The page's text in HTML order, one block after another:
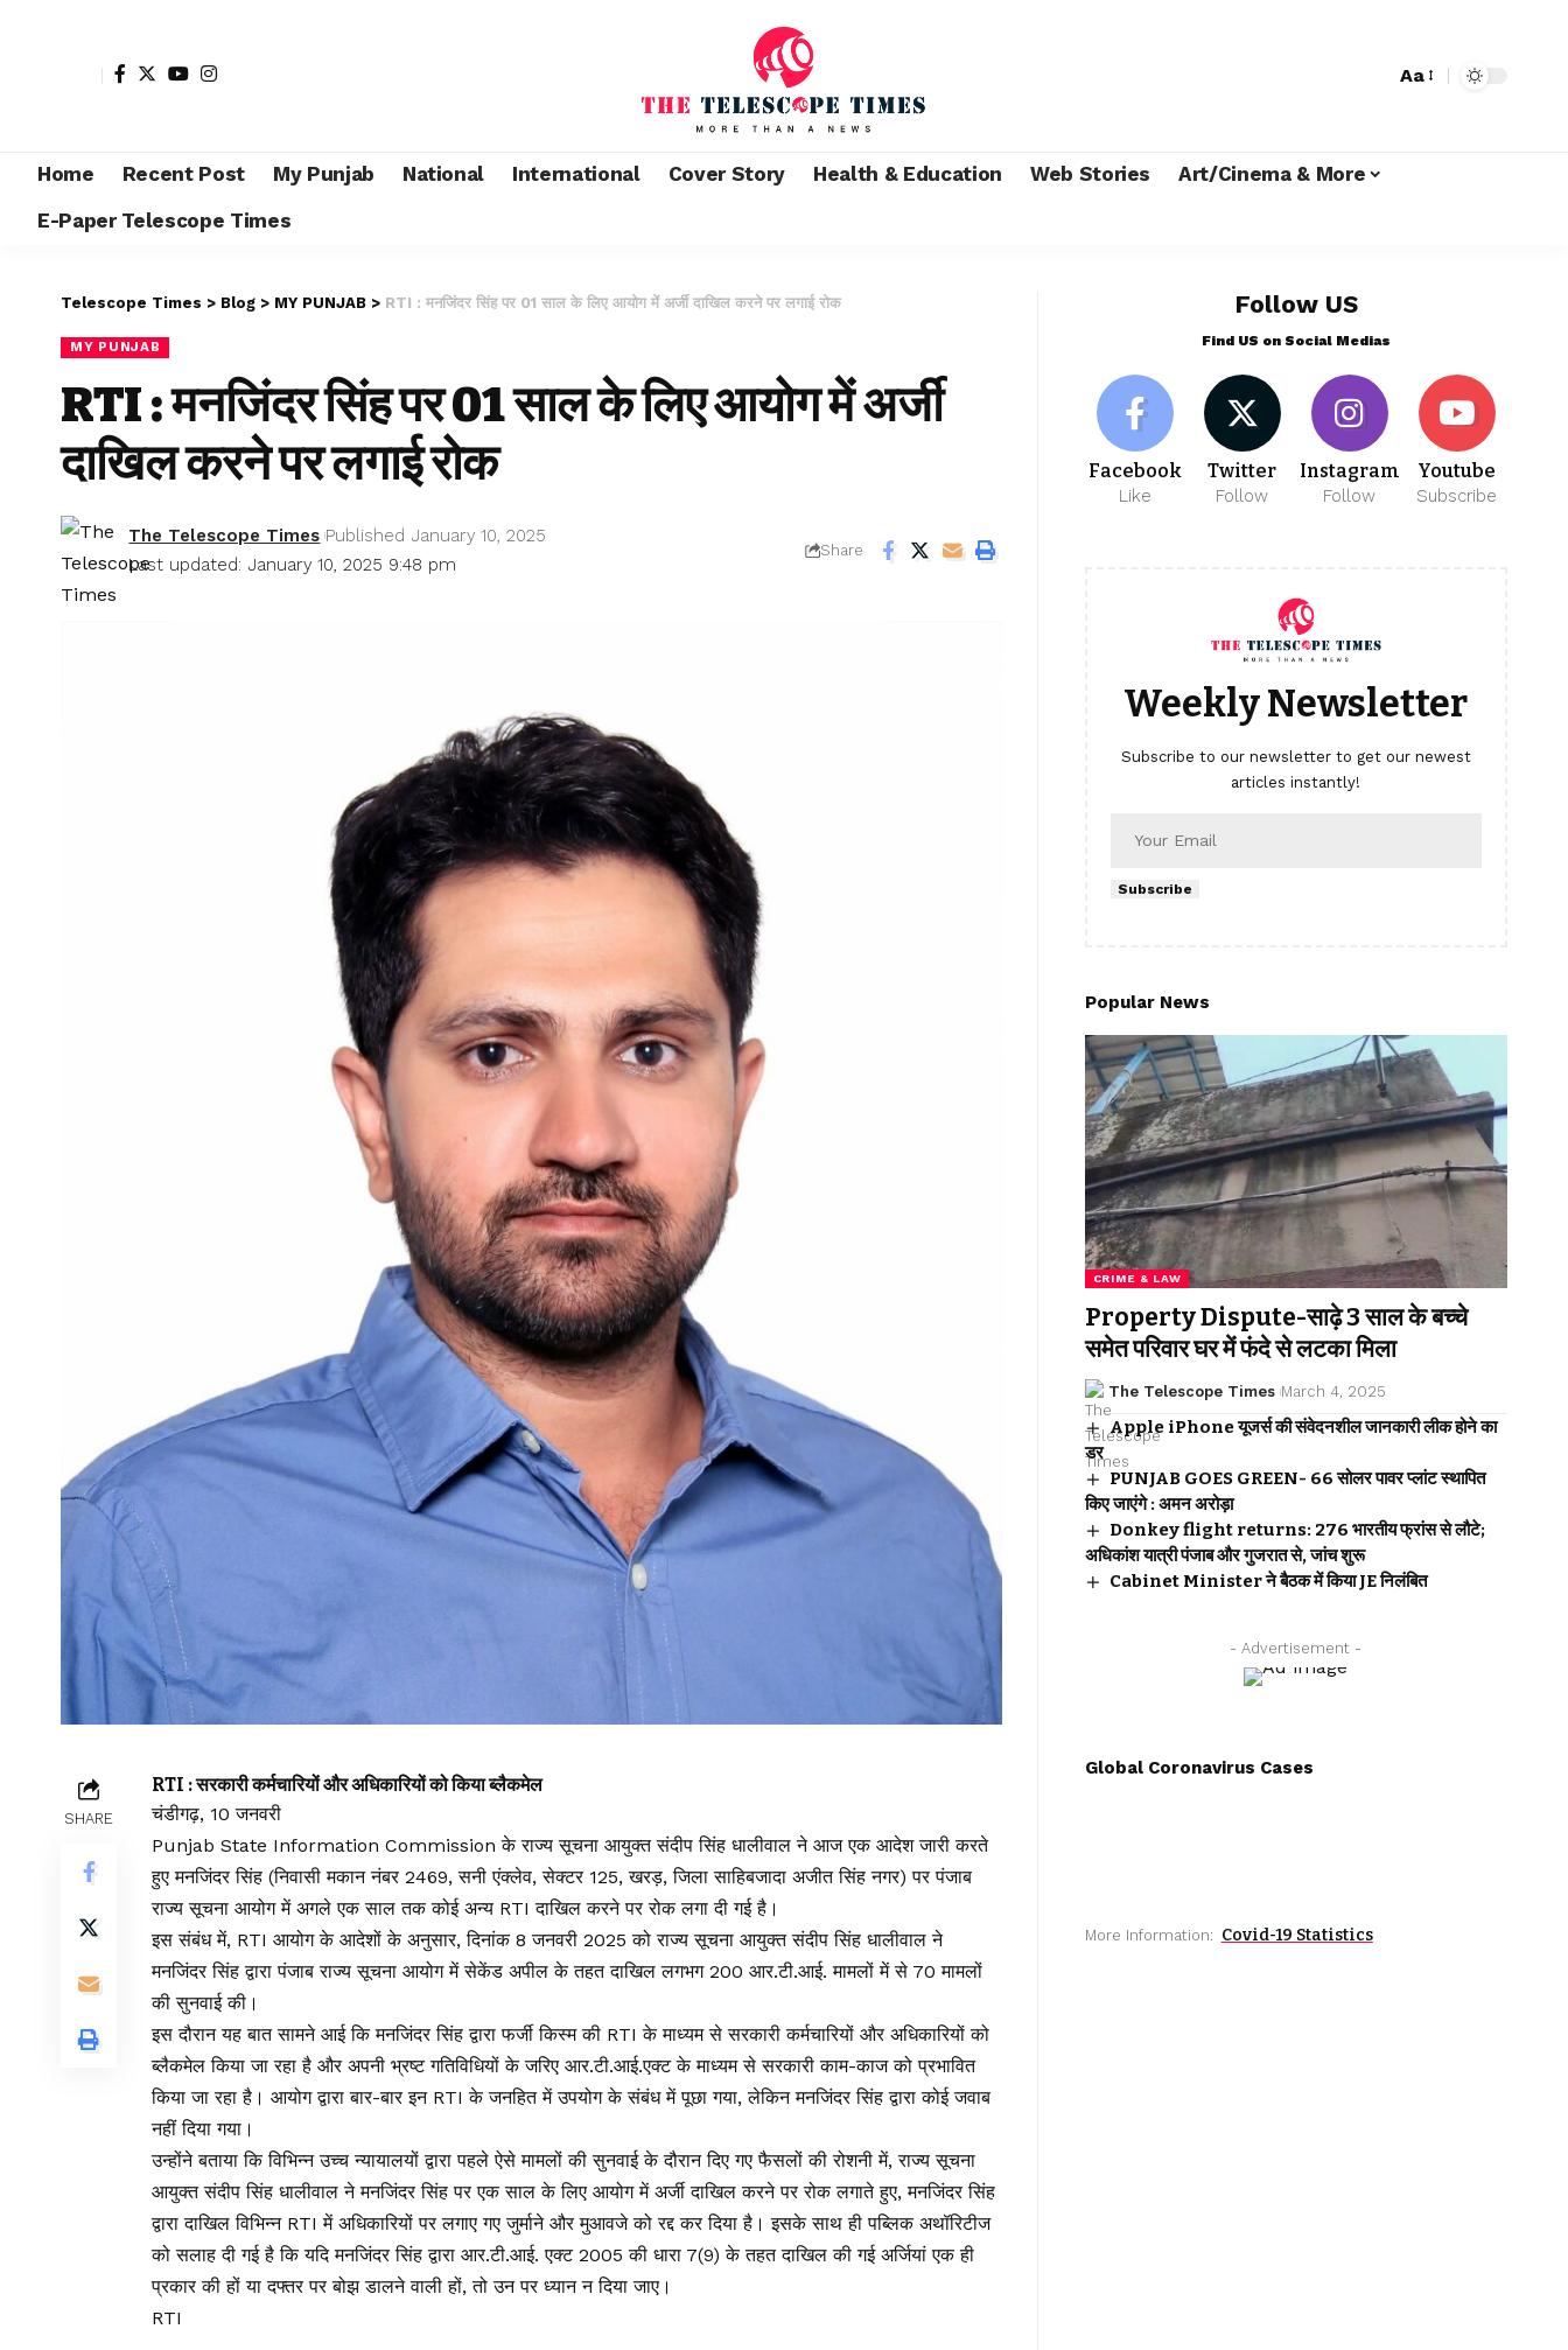
Aa
Home Recent Post My Punjab National International Cover Story Health & Education Web Stories
Art/Cinema & More
E-Paper Telescope Times
Telescope Times > Blog > MY PUNJAB > RTI : मनजिंदर सिंह पर 01 साल के लिए आयोग में अर्जी दाखिल करने पर लगाई रोक
MY PUNJAB
RTI : मनजिंदर सिंह पर 01 साल के लिए आयोग में अर्जी
दाखिल करने पर लगाई रोक
Last updated: January 10, 2025 9:48 pm
The Telescope Times Published January 10, 2025
Share
SHARE
RTI : सरकारी कर्मचारियों और अधिकारियों को किया ब्लैकमेल
चंडीगढ़, 10 जनवरी
Punjab State Information Commission के राज्य सूचना आयुक्त संदीप सिंह धालीवाल ने आज एक आदेश जारी करते
हुए मनजिंदर सिंह (निवासी मकान नंबर 2469, सनी एंक्लेव, सेक्टर 125, खरड़, जिला साहिबजादा अजीत सिंह नगर) पर पंजाब
राज्य सूचना आयोग में अगले एक साल तक कोई अन्य RTI दाखिल करने पर रोक लगा दी गई है।
इस संबंध में, RTI आयोग के आदेशों के अनुसार, दिनांक 8 जनवरी 2025 को राज्य सूचना आयुक्त संदीप सिंह धालीवाल ने
मनजिंदर सिंह द्वारा पंजाब राज्य सूचना आयोग में सेकेंड अपील के तहत दाखिल लगभग 200 आर.टी.आई. मामलों में से 70 मामलों
की सुनवाई की।
इस दौरान यह बात सामने आई कि मनजिंदर सिंह द्वारा फर्जी किस्म की RTI के माध्यम से सरकारी कर्मचारियों और अधिकारियों को
ब्लैकमेल किया जा रहा है और अपनी भ्रष्ट गतिविधियों के जरिए आर.टी.आई.एक्ट के माध्यम से सरकारी काम-काज को प्रभावित
किया जा रहा है। आयोग द्वारा बार-बार इन RTI के जनहित में उपयोग के संबंध में पूछा गया, लेकिन मनजिंदर सिंह द्वारा कोई जवाब
नहीं दिया गया।
उन्होंने बताया कि विभिन्न उच्च न्यायालयों द्वारा पहले ऐसे मामलों की सुनवाई के दौरान दिए गए फैसलों की रोशनी में, राज्य सूचना
आयुक्त संदीप सिंह धालीवाल ने मनजिंदर सिंह पर एक साल के लिए आयोग में अर्जी दाखिल करने पर रोक लगाते हुए, मनजिंदर सिंह
द्वारा दाखिल विभिन्न RTI में अधिकारियों पर लगाए गए जुर्माने और मुआवजे को रद्द कर दिया है। इसके साथ ही पब्लिक अथॉरिटीज
को सलाह दी गई है कि यदि मनजिंदर सिंह द्वारा आर.टी.आई. एक्ट 2005 की धारा 7(9) के तहत दाखिल की गई अर्जियां एक ही
प्रकार की हों या दफ्तर पर बोझ डालने वाली हों, तो उन पर ध्यान न दिया जाए।
RTI
Follow US
Find US on Social Medias
Facebook
Like
Twitter
Follow
Instagram
Follow
Youtube
Subscribe
Weekly Newsletter
Subscribe to our newsletter to get our newest
articles instantly!
Subscribe
Popular News
CRIME & LAW
Property Dispute-साढ़े 3 साल के बच्चे
समेत परिवार घर में फंदे से लटका मिला
The Telescope Times March 4, 2025
Apple iPhone यूजर्स की संवेदनशील जानकारी लीक होने का
डर
PUNJAB GOES GREEN- 66 सोलर पावर प्लांट स्थापित
किए जाएंगे : अमन अरोड़ा
Donkey flight returns: 276 भारतीय फ्रांस से लौटे;
अधिकांश यात्री पंजाब और गुजरात से, जांच शुरू
Cabinet Minister ने बैठक में किया JE निलंबित
- Advertisement -
Global Coronavirus Cases
More Information: Covid-19 Statistics